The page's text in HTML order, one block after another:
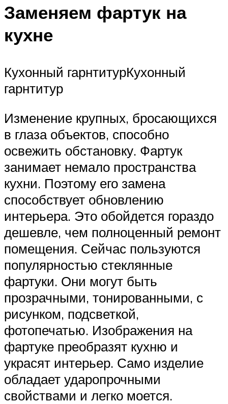
Заменяем фартук на
кухне
Кухонный гарнтитурКухонный
гарнтитур
Изменение крупных, бросающихся
в глаза объектов, способно
освежить обстановку. Фартук
занимает немало пространства
кухни. Поэтому его замена
способствует обновлению
интерьера. Это обойдется гораздо
дешевле, чем полноценный ремонт
помещения. Сейчас пользуются
популярностью стеклянные
фартуки. Они могут быть
прозрачными, тонированными, с
рисунком, подсветкой,
фотопечатью. Изображения на
фартуке преобразят кухню и
украсят интерьер. Само изделие
обладает ударопрочными
свойствами и легко моется.